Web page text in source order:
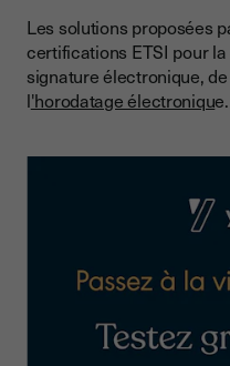
Les solutions proposées
certifications ETSI pour
signature électronique,
l'horodatage électronique.